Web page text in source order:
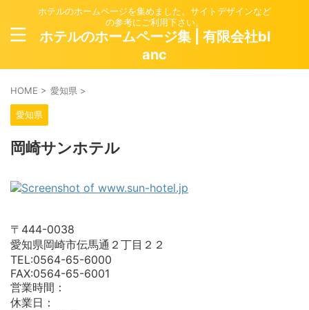
ホテルのホームページを集めました。サイトデザインなど
の参考にご利用下さい。
ホテルのホームページ集 | 有限会社bl
anc
HOME > 愛知県 >
愛知県
岡崎サンホテル
〒444-0038
愛知県岡崎市伝馬通２丁目２２
TEL:0564-65-6000
FAX:0564-65-6001
営業時間：
休業日：